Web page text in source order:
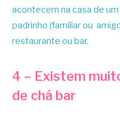
acontecem na casa de
padrinho (familiar ou
restaurante ou bar.
4 – Existem
de chá bar